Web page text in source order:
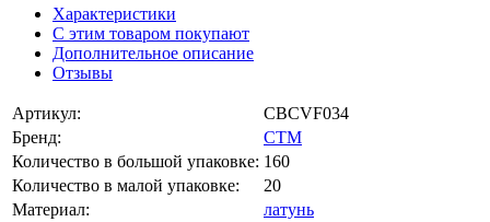
Характеристики
С этим товаром покупают
Дополнительное описание
Отзывы
Артикул:
CBCVF034
Бренд:
СТМ
Количество в большой упаковке: 160
Количество в малой упаковке:
20
Материал:
латунь